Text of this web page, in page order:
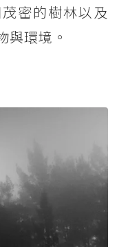
密的樹林以及
與環境。